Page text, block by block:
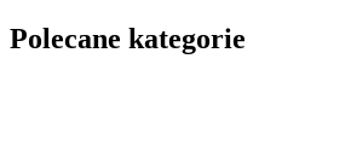
Polecane kategorie